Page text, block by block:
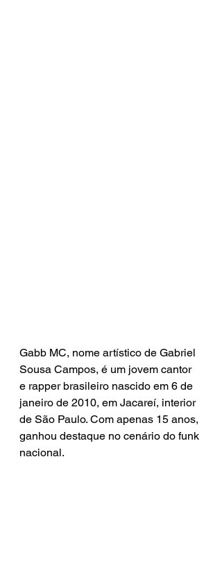
Gabb MC, nome artístico de Gabriel
Sousa Campos, é um jovem cantor
e rapper brasileiro nascido em 6 de
janeiro de 2010, em Jacareí, interior
de São Paulo. Com apenas 15 anos,
ganhou destaque no cenário do funk
nacional.